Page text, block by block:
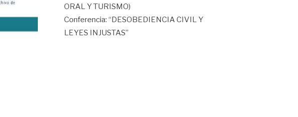
ORAL Y TURISMO)
Conferencia: “DESOBEDIENCIA CIVIL Y
LEYES INJUSTAS”